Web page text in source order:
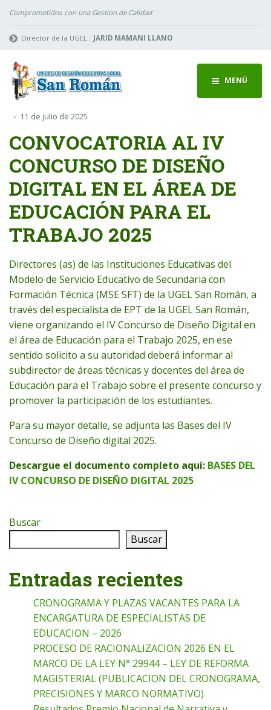
Comprometidos con una Gestion de Calidad
Director de la UGEL : JARID MAMANI LLANO
MENÚ
11 de julio de 2025
CONVOCATORIA AL IV
CONCURSO DE DISEÑO
DIGITAL EN EL ÁREA DE
EDUCACIÓN PARA EL
TRABAJO 2025
Directores (as) de las Instituciones Educativas del
Modelo de Servicio Educativo de Secundaria con
Formación Técnica (MSE SFT) de la UGEL San Román, a
través del especialista de EPT de la UGEL San Román,
viene organizando el IV Concurso de Diseño Digital en
el área de Educación para el Trabajo 2025, en ese
sentido solicito a su autoridad deberá informar al
subdirector de áreas técnicas y docentes del área de
Educación para el Trabajo sobre el presente concurso y
promover la participación de los estudiantes.
Para su mayor detalle, se adjunta las Bases del IV
Concurso de Diseño digital 2025.
Descargue el documento completo aquí: BASES DEL
IV CONCURSO DE DISEÑO DIGITAL 2025
Buscar
Buscar
Entradas recientes
CRONOGRAMA Y PLAZAS VACANTES PARA LA
ENCARGATURA DE ESPECIALISTAS DE
EDUCACION – 2026
PROCESO DE RACIONALIZACION 2026 EN EL
MARCO DE LA LEY N° 29944 – LEY DE REFORMA
MAGISTERIAL (PUBLICACION DEL CRONOGRAMA,
PRECISIONES Y MARCO NORMATIVO)